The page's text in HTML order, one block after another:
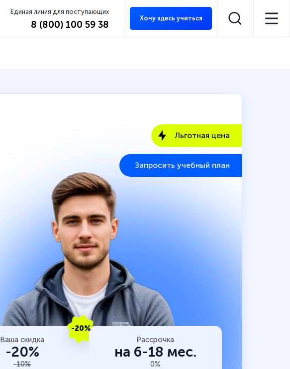
Единая линия для поступающих
8 (800) 100 59 38
Хочу здесь учиться
Льготная цена
Запросить учебный план
-20%
Ваша скидка
-20%
-10%
Рассрочка
на 6-18 мес.
0%